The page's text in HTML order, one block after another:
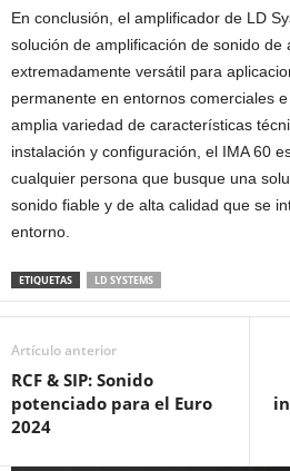
En conclusión, el amplificador de LD
solución de amplificación de sonido de
extremadamente versátil para
permanente en entornos comerciales
amplia variedad de características
instalación y configuración, el IMA 60
cualquier persona que busque una
sonido fiable y de alta calidad que se
entorno.
ETIQUETAS LD SYSTEMS
Artículo anterior
RCF & SIP: Sonido
potenciado para el Euro
2024